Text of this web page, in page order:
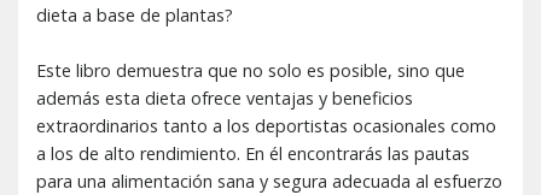
dieta a base de plantas?
Este libro demuestra que no solo es posible, sino que
además esta dieta ofrece ventajas y beneficios
extraordinarios tanto a los deportistas ocasionales como
a los de alto rendimiento. En él encontrarás las pautas
para una alimentación sana y segura adecuada al esfuerzo